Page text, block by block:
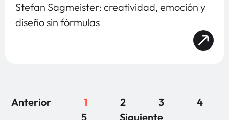
Stefan Sagmeister: creatividad, emoción y
diseño sin fórmulas
Anterior 1 2 3
4
5
Siguiente